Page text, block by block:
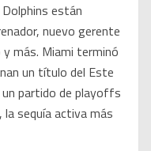
están
nuevo gerente
más. Miami terminó
un título del Este
un partido de playoffs
la sequía activa más